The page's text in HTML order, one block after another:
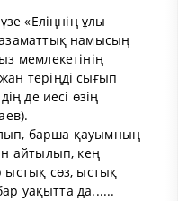
«Еліңнің ұлы
намысың
мемлекетінің
теріңді сығып
де иесі өзің
барша қауымның
айтылып, кең
ыстық сөз, ыстық
уақытта да......